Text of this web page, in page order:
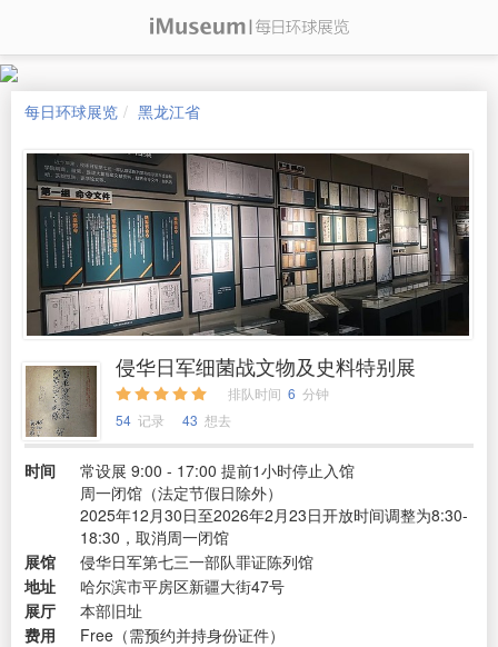
每日环球展览 黑龙江省
侵华日军细菌战文物及史料特别展
排队时间 6 分钟
54 记录 43 想去
时间
常设展 9:00 - 17:00 提前1小时停止入馆
周一闭馆（法定节假日除外）
2025年12月30日至2026年2月23日开放时间调整为8:30-
18:30，取消周一闭馆
展馆
侵华日军第七三一部队罪证陈列馆
地址
哈尔滨市平房区新疆大街47号
展厅
本部旧址
费用
Free（需预约并持身份证件）